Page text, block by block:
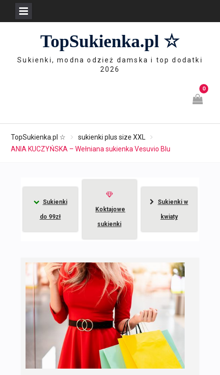
TopSukienka.pl ☆
Sukienki, modna odzież damska i top dodatki
2026
0
TopSukienka.pl ☆
sukienki plus size XXL
ANIA KUCZYŃSKA – Wełniana sukienka Vesuvio Blu
Sukienki
do 99zł
Koktajowe
sukienki
Sukienki w
kwiaty